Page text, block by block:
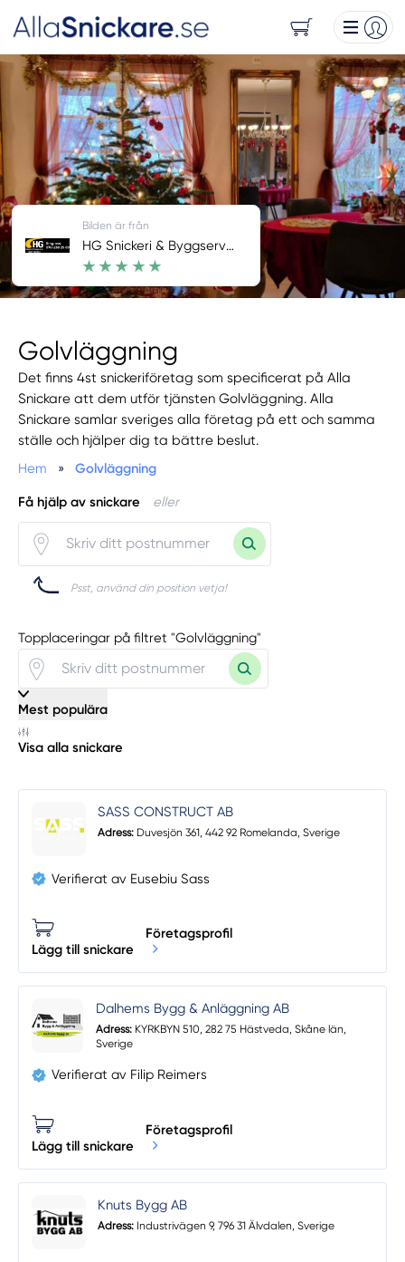
Golvläggning
Det finns 4st snickeriföretag som specificerat på Alla
Snickare att dem utför tjänsten Golvläggning. Alla
Snickare samlar sveriges alla företag på ett och samma
ställe och hjälper dig ta bättre beslut.
Hem
» Golvläggning
Få hjälp av snickare eller
Psst, använd din position vetja!
Bilden är från
HG Snickeri & Byggservice
Topplaceringar på filtret "Golvläggning"
Mest populära
Visa alla snickare
SASS CONSTRUCT AB
Adress: Duvesjön 361, 442 92 Romelanda, Sverige
Verifierat av Eusebiu Sass
Lägg till snickare
Företagsprofil
Dalhems Bygg & Anläggning AB
Adress:KYRKBYN 510, 282 75 Hästveda, Skåne län,
Sverige
Verifierat av Filip Reimers
Lägg till snickare
Företagsprofil
Knuts Bygg AB
Adress: Industrivägen 9, 796 31 Älvdalen, Sverige